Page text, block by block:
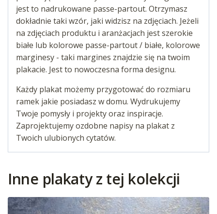
jest to nadrukowane passe-partout. Otrzymasz
dokładnie taki wzór, jaki widzisz na zdjęciach. Jeżeli
na zdjęciach produktu i aranżacjach jest szerokie
białe lub kolorowe passe-partout / białe, kolorowe
marginesy - taki margines znajdzie się na twoim
plakacie. Jest to nowoczesna forma designu.
Każdy plakat możemy przygotować do rozmiaru
ramek jakie posiadasz w domu. Wydrukujemy
Twoje pomysły i projekty oraz inspiracje.
Zaprojektujemy ozdobne napisy na plakat z
Twoich ulubionych cytatów.
Inne plakaty z tej kolekcji